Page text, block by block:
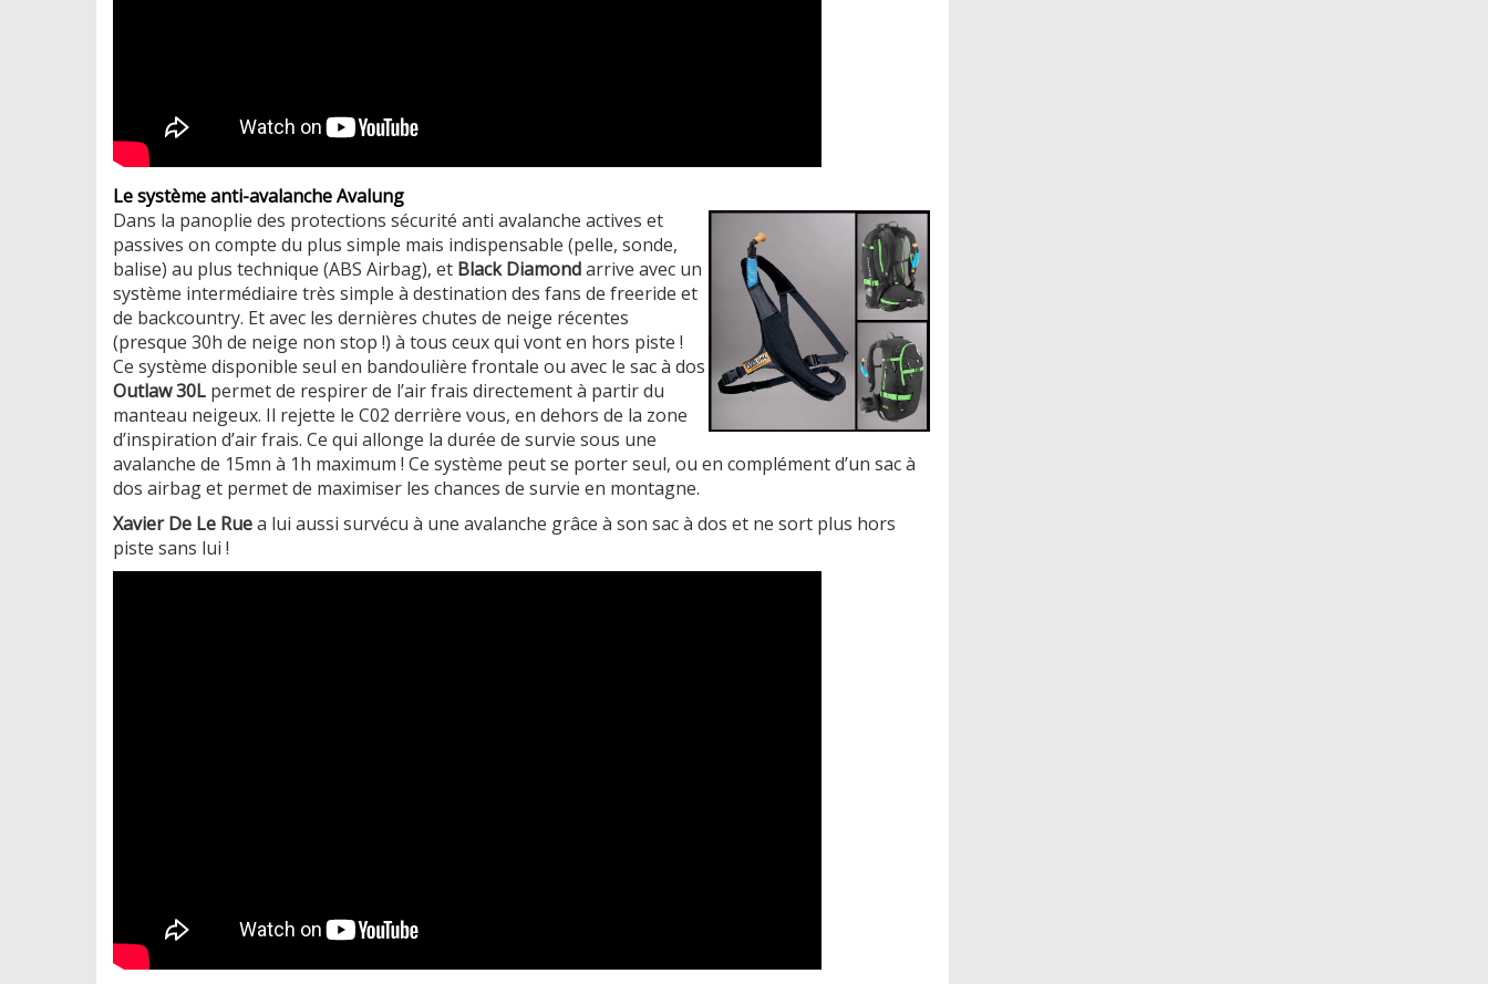
Le système anti-avalanche Avalung
Dans la panoplie des protections sécurité anti avalanche actives et
passives on compte du plus simple mais indispensable (pelle, sonde,
balise) au plus technique (ABS Airbag), et Black Diamondarrive avec un
système intermédiaire très simple à destination des fans de freeride et
de backcountry. Et avec les dernières chutes de neige récentes
(presque 30h de neige non stop !) à tous ceux qui vont en hors piste !
Ce système disponible seul en bandoulière frontale ou avec le sac à dos
Outlaw 30L permet de respirer de l’air frais directement à partir du
manteau neigeux. Il rejette le C02 derrière vous, en dehors de la zone
d’inspiration d’air frais. Ce qui allonge la durée de survie sous une
avalanche de 15mn à 1h maximum ! Ce système peut se porter seul, ou en complément d’un sac à
dos airbag et permet de maximiser les chances de survie en montagne.
​Xavier De Le Ruea lui aussi survécu à une avalanche grâce à son sac à dos et ne sort plus hors
piste sans lui !